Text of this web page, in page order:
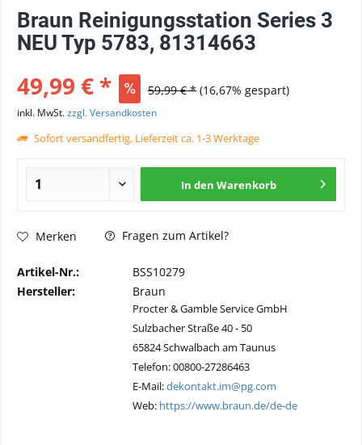
Braun Reinigungsstation Series 3
NEU Typ 5783, 81314663
49,99 € * 59,99 € * (16,67% gespart)
inkl. MwSt.zzgl. Versandkosten
Sofort versandfertig, Lieferzeit ca. 1-3 Werktage
In den Warenkorb
Merken Fragen zum Artikel?
Artikel-Nr.:
BSS10279
Hersteller:
Braun
Procter & Gamble Service GmbH
Sulzbacher Straße 40 - 50
65824 Schwalbach am Taunus
Telefon: 00800-27286463
E-Mail:dekontakt.im@pg.com
Web: https://www.braun.de/de-de